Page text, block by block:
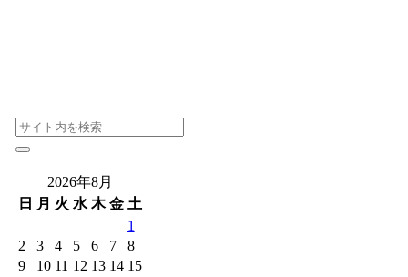
2026年8月
日
月 火 水 木 金 土
1
2
3 4 5 6 7
8
9
10 11 12 13 14 15